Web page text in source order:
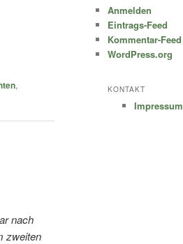
,
nach
zweiten
Anmelden
Eintrags-Feed
Kommentar-Feed
WordPress.org
KONTAKT
Impressum